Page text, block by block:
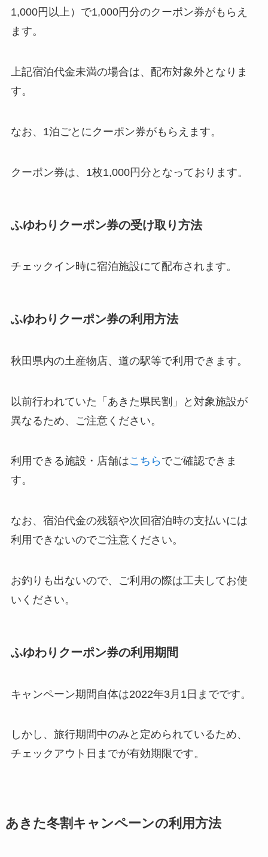
1,000円以上）で1,000円分のクーポン券がもらえ
ます。
上記宿泊代金未満の場合は、配布対象外となりま
す。
なお、1泊ごとにクーポン券がもらえます。
クーポン券は、1枚1,000円分となっております。
ふゆわりクーポン券の受け取り方法
チェックイン時に宿泊施設にて配布されます。
ふゆわりクーポン券の利用方法
秋田県内の土産物店、道の駅等で利用できます。
以前行われていた「あきた県民割」と対象施設が
異なるため、ご注意ください。
利用できる施設・店舗はこちら でご確認できま
す。
なお、宿泊代金の残額や次回宿泊時の支払いには
利用できないのでご注意ください。
お釣りも出ないので、ご利用の際は工夫してお使
いください。
ふゆわりクーポン券の利用期間
キャンペーン期間自体は2022年3月1日までです。
しかし、旅行期間中のみと定められているため、
チェックアウト日までが有効期限です。
あきた冬割キャンペーンの利用方法